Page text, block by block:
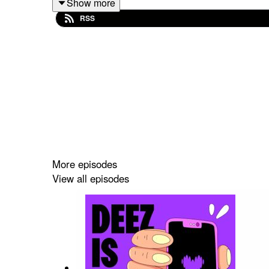
RSS
More episodes
View all episodes